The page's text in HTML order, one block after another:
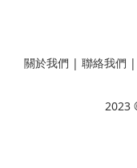
關於我們 | 聯絡我們 |
2023